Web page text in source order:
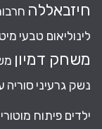
חיזבאללה
לינוליאום טבעי
משחק דמיון
נשק גרעיני סוריה
ילדים פיתוח מוטורי